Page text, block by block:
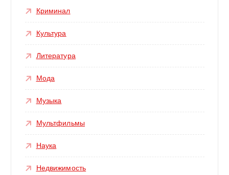
Криминал
Культура
Литература
Мода
Музыка
Мультфильмы
Наука
Недвижимость